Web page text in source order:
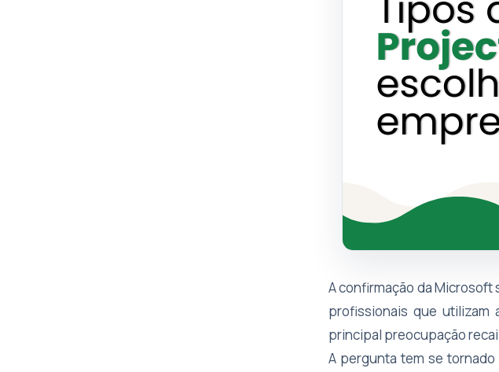
A confirmação da
profissionais que utilizam
principal preocupação
A pergunta tem se